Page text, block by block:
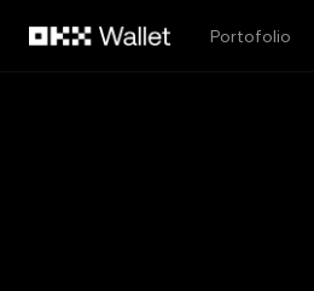
Portofolio